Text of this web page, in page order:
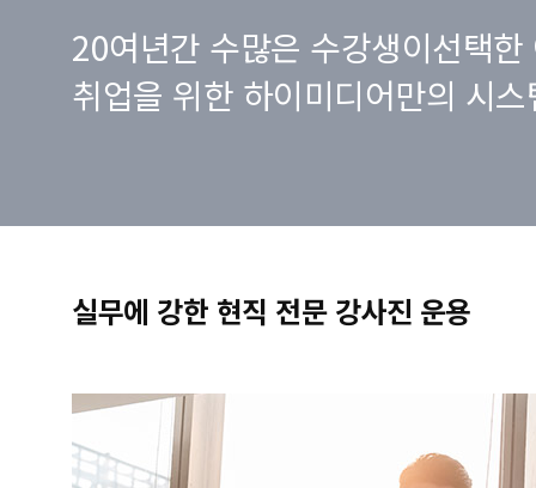
20여년간 수많은 수강생이선택한
취업을 위한 하이미디어만의 시
실무에 강한 현직 전문 강사진 운용